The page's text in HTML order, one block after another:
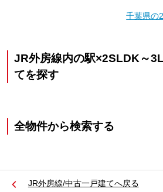
千葉県の
JR外房線内の駅×2SLDK～
てを探す
全物件から検索する
JR外房線/中古一戸建てへ戻る